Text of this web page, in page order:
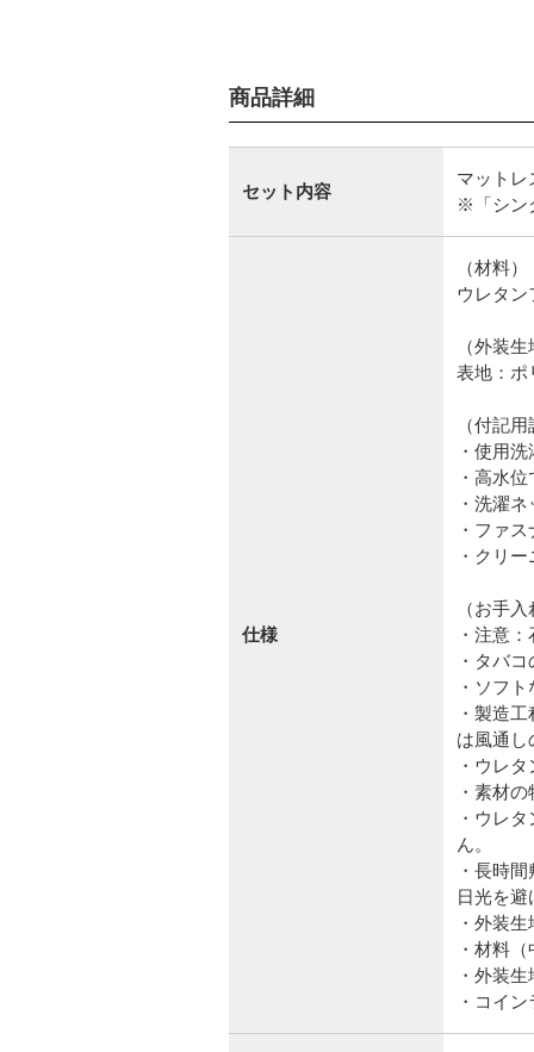
商品詳細
セット内容
マットレ
※「シン
仕様
（材料）
ウレタン
（外装
表地：
（付記
・使用
・高水
・洗濯
・ファ
・クリ
（お手
・注意
・タバ
・ソフ
・製造
は風通し
・ウレ
・素材
・ウレ
ん。
・長時
日光を
・外装
・材料
・外装
・コイ